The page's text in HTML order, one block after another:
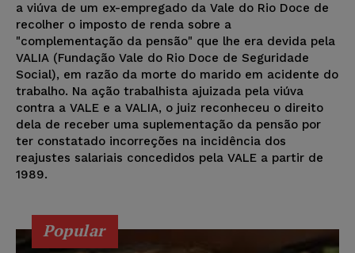
a viúva de um ex-empregado da Vale do Rio Doce de
recolher o imposto de renda sobre a
"complementação da pensão" que lhe era devida pela
VALIA (Fundação Vale do Rio Doce de Seguridade
Social), em razão da morte do marido em acidente do
trabalho. Na ação trabalhista ajuizada pela viúva
contra a VALE e a VALIA, o juiz reconheceu o direito
dela de receber uma suplementação da pensão por
ter constatado incorreções na incidência dos
reajustes salariais concedidos pela VALE a partir de
1989.
Popular